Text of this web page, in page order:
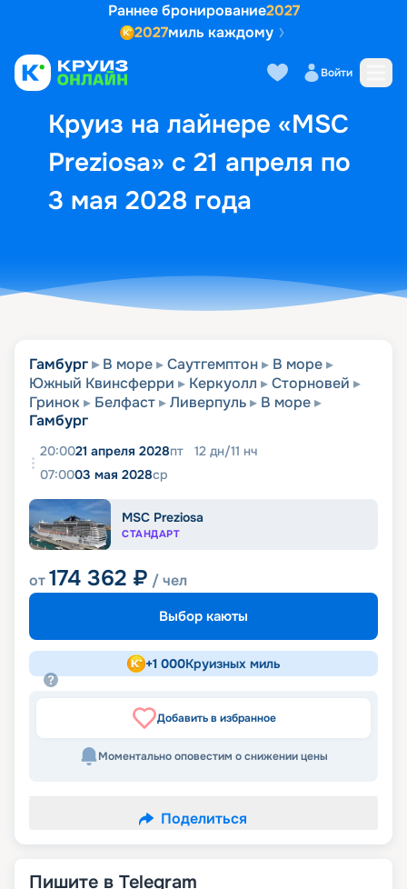
Раннее бронирование2027
2027миль каждому
Войти
Круиз на лайнере «MSC
Preziosa» с 21 апреля по
3 мая 2028 года
Выбор кают Маршрут и
Гамбург В море Саутгемптон
В море
Южный Квинсферри
Керкуолл
Сторновей
Гринок
Белфаст Ливерпуль
В море
Гамбург
20:0021 апреля 2028пт 12 дн/11 нч
07:0003 мая 2028ср
MSC Preziosa
СТАНДАРТ
от174 362 ₽ / чел
Выбор каюты
+1 000Круизных миль
Добавить в избранное
Моментально оповестим о снижении цены
Поделиться
Пишите в Telegram